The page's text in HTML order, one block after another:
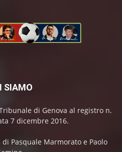
SIAMO
di Genova al registro n.
7 dicembre 2016.
di Pasquale Marmorato e Paolo